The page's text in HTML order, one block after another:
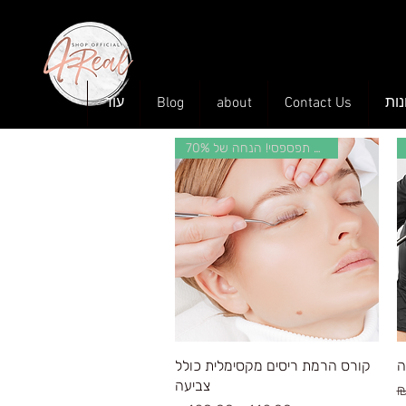
Contact Us
about
Blog עוד
Quick View
אל תפספסי! הנחה של 70%
קורס הרמת ריסים מקסימלית כולל
צביעה